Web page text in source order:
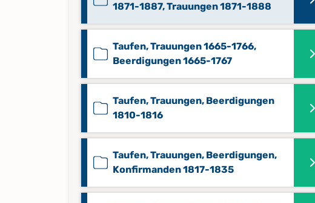
1871-1887, Trauungen 1871-1888
Taufen, Trauungen 1665-1766,
Beerdigungen 1665-1767
Taufen, Trauungen, Beerdigungen
1810-1816
Taufen, Trauungen, Beerdigungen,
Konfirmanden 1817-1835